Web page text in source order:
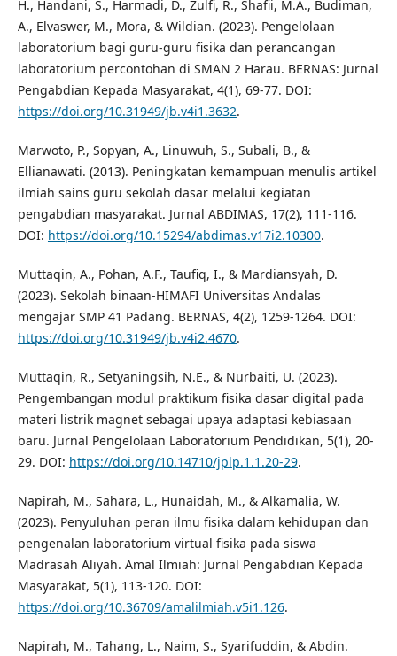
H., Handani, S., Harmadi, D., Zulfi, R., Shafii, M.A., Budiman,
A., Elvaswer, M., Mora, & Wildian. (2023). Pengelolaan
laboratorium bagi guru-guru fisika dan perancangan
laboratorium percontohan di SMAN 2 Harau. BERNAS: Jurnal
Pengabdian Kepada Masyarakat, 4(1), 69-77. DOI:
https://doi.org/10.31949/jb.v4i1.3632.
Marwoto, P., Sopyan, A., Linuwuh, S., Subali, B., &
Ellianawati. (2013). Peningkatan kemampuan menulis artikel
ilmiah sains guru sekolah dasar melalui kegiatan
pengabdian masyarakat. Jurnal ABDIMAS, 17(2), 111-116.
DOI: https://doi.org/10.15294/abdimas.v17i2.10300.
Muttaqin, A., Pohan, A.F., Taufiq, I., & Mardiansyah, D.
(2023). Sekolah binaan-HIMAFI Universitas Andalas
mengajar SMP 41 Padang. BERNAS, 4(2), 1259-1264. DOI:
https://doi.org/10.31949/jb.v4i2.4670.
Muttaqin, R., Setyaningsih, N.E., & Nurbaiti, U. (2023).
Pengembangan modul praktikum fisika dasar digital pada
materi listrik magnet sebagai upaya adaptasi kebiasaan
baru. Jurnal Pengelolaan Laboratorium Pendidikan, 5(1), 20-
29. DOI: https://doi.org/10.14710/jplp.1.1.20-29.
Napirah, M., Sahara, L., Hunaidah, M., & Alkamalia, W.
(2023). Penyuluhan peran ilmu fisika dalam kehidupan dan
pengenalan laboratorium virtual fisika pada siswa
Madrasah Aliyah. Amal Ilmiah: Jurnal Pengabdian Kepada
Masyarakat, 5(1), 113-120. DOI:
https://doi.org/10.36709/amalilmiah.v5i1.126.
Napirah, M., Tahang, L., Naim, S., Syarifuddin, & Abdin.